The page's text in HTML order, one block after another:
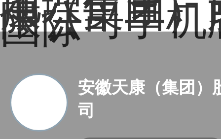
康（集团）
限公司手机
国际
安徽天康（集团）
司